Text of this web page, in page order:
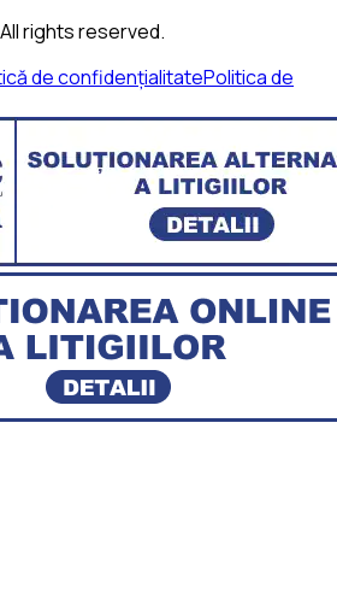
rights reserved.
de confidențialitatePolitica de